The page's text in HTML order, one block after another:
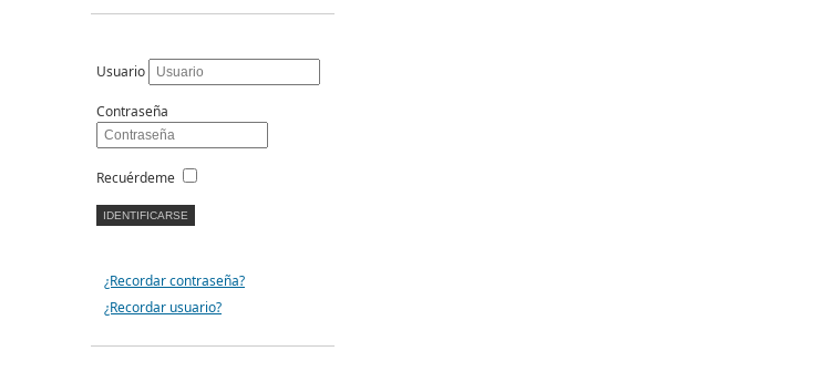
Usuario
Contraseña
Recuérdeme
¿Recordar contraseña?
¿Recordar usuario?